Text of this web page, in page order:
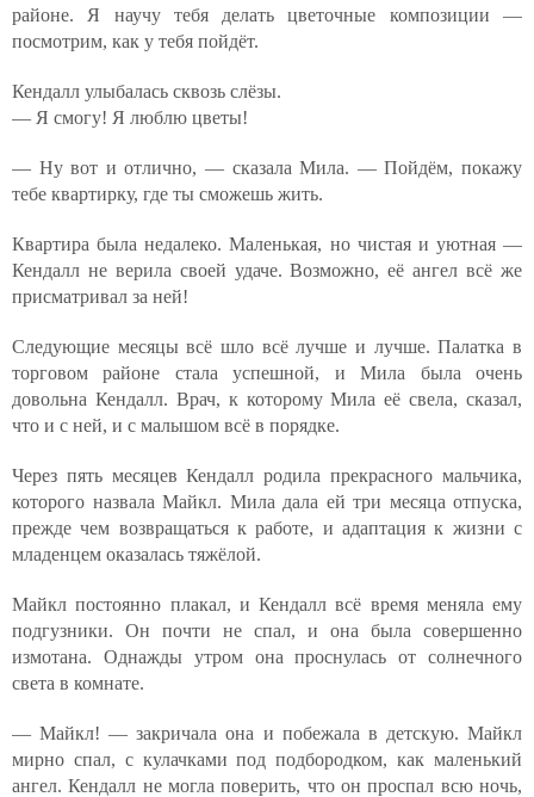
районе. Я научу тебя делать цветочные композиции —
посмотрим, как у тебя пойдёт.
Кендалл улыбалась сквозь слёзы.
— Я смогу! Я люблю цветы!
— Ну вот и отлично, — сказала Мила. — Пойдём, покажу
тебе квартирку, где ты сможешь жить.
Квартира была недалеко. Маленькая, но чистая и уютная —
Кендалл не верила своей удаче. Возможно, её ангел всё же
присматривал за ней!
Следующие месяцы всё шло всё лучше и лучше. Палатка в
торговом районе стала успешной, и Мила была очень
довольна Кендалл. Врач, к которому Мила её свела, сказал,
что и с ней, и с малышом всё в порядке.
Через пять месяцев Кендалл родила прекрасного мальчика,
которого назвала Майкл. Мила дала ей три месяца отпуска,
прежде чем возвращаться к работе, и адаптация к жизни с
младенцем оказалась тяжёлой.
Майкл постоянно плакал, и Кендалл всё время меняла ему
подгузники. Он почти не спал, и она была совершенно
измотана. Однажды утром она проснулась от солнечного
света в комнате.
— Майкл! — закричала она и побежала в детскую. Майкл
мирно спал, с кулачками под подбородком, как маленький
ангел. Кендалл не могла поверить, что он проспал всю ночь,